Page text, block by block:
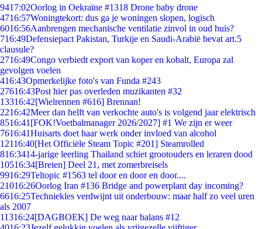
9417:02Oorlog in Oekraïne #1318 Drone baby drone
4716:57Woningtekort: dus ga je woningen slopen, logisch
6016:56Aanbrengen mechanische ventilatie zinvol in oud huis?
716:49Defensiepact Pakistan, Turkije en Saudi-Arabië bevat art.5
clausule?
2716:49Congo verbiedt export van koper en kobalt, Europa zal
gevolgen voelen
416:43Opmerkelijke foto's van Funda #243
27616:43Post hier pas overleden muzikanten #32
13316:42[Wielrennen #616] Brennan!
2216:42Meer dan helft van verkochte auto's is volgend jaar elektrisch
8516:41 [FOK!Voetbalmanager 2026/2027] #1 We zijn er weer
7616:41Huisarts doet haar werk onder invloed van alcohol
12116:40[Het Officiële Steam Topic #201] Steamrolled
816:3414-jarige leerling Thailand schiet grootouders en leraren dood
10516:34[Breien] Deel 21, met zomerbreisels
9916:29Teltopic #1563 tel door en door en door....
21016:26Oorlog Iran #136 Bridge and powerplant day incoming?
6616:25Techniekles verdwijnt uit onderbouw: maar half zo veel uren
als 2007
11316:24[DAGBOEK] De weg naar balans #12